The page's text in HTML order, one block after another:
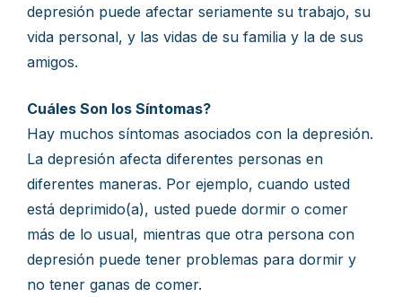
depresión puede afectar seriamente su trabajo, su
vida personal, y las vidas de su familia y la de sus
amigos.
Cuáles Son los Síntomas?
Hay muchos síntomas asociados con la depresión.
La depresión afecta diferentes personas en
diferentes maneras. Por ejemplo, cuando usted
está deprimido(a), usted puede dormir o comer
más de lo usual, mientras que otra persona con
depresión puede tener problemas para dormir y
no tener ganas de comer.